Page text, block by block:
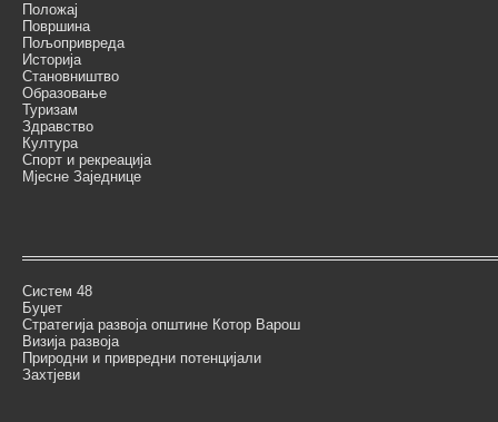
Положај
Површина
Пољопривреда
Историја
Становништво
Образовање
Туризам
Здравство
Култура
Спорт и рекреација
Мјесне Заједнице
Систем 48
Буџет
Стратегија развоја општине Котор Варош
Визија развоја
Природни и привредни потенцијали
Захтјеви